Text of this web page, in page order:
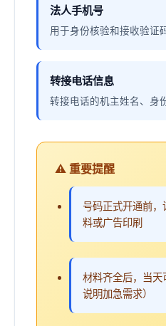
法人手机号
用于身份核验和接收验证
转接电话信息
转接电话的机主姓名、身
⚠️ 重要提醒
号码正式开通前
料或广告印刷
材料齐全后，当
说明加急需求）